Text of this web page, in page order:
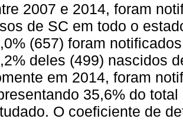
2007 e 2014, foram
de SC em todo o
(657) foram
deles (499) nascidos
em 2014, foram
35,6% do
O coeficiente de